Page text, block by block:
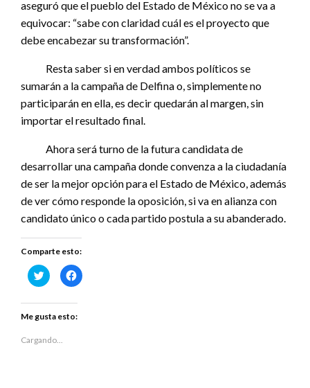
aseguró que el pueblo del Estado de México no se va a
equivocar: “sabe con claridad cuál es el proyecto que
debe encabezar su transformación”.
Resta saber si en verdad ambos políticos se
sumarán a la campaña de Delfina o, simplemente no
participarán en ella, es decir quedarán al margen, sin
importar el resultado final.
Ahora será turno de la futura candidata de
desarrollar una campaña donde convenza a la ciudadanía
de ser la mejor opción para el Estado de México, además
de ver cómo responde la oposición, si va en alianza con
candidato único o cada partido postula a su abanderado.
Comparte esto:
Haz
clic
en
Twitter
(Se
en
Haz
clic
Me gusta esto:
Cargando...